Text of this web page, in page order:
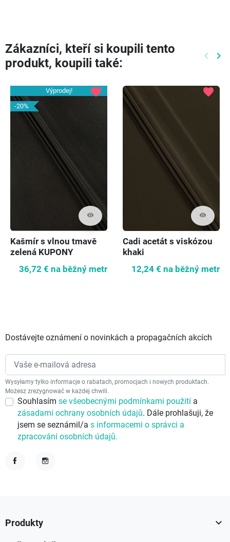
Zákazníci, kteří si koupili tento
produkt, koupili také:
keyboard_arrow_left keyboard_arrow_right
Výprodej!
-20%
visibility
favorite
Kašmír s vlnou tmavě
zelená KUPONY
36,72 € na běžný metr
visibility
favorite
Cadi acetát s viskózou
khaki
12,24 € na běžný metr
Dostávejte oznámení o novinkách a propagačních akcích
Wysyłamy tylko informacje o rabatach, promocjach i nowych produktach.
Możesz zrezygnować w każdej chwili.
Souhlasím se všeobecnými podmínkami použití a
zásadami ochrany osobních údajů. Dále prohlašuji, že
jsem se seznámil/a s informacemi o správci a
zpracování osobních údajů.
Produkty 